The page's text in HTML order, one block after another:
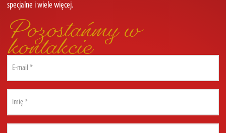
specjalne i wiele więcej.
Pozostańmy w
kontakcie
(Required)
name
(Required)